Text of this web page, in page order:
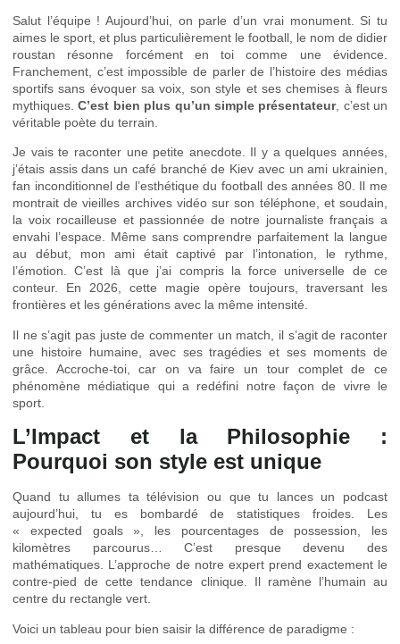
Salut l’équipe ! Aujourd’hui, on parle d’un vrai monument. Si tu
aimes le sport, et plus particulièrement le football, le nom de didier
roustan résonne forcément en toi comme une évidence.
Franchement, c’est impossible de parler de l’histoire des médias
sportifs sans évoquer sa voix, son style et ses chemises à fleurs
mythiques.C’est bien plus qu’un simple présentateur, c’est un
véritable poète du terrain.
Je vais te raconter une petite anecdote. Il y a quelques années,
j’étais assis dans un café branché de Kiev avec un ami ukrainien,
fan inconditionnel de l’esthétique du football des années 80. Il me
montrait de vieilles archives vidéo sur son téléphone, et soudain,
la voix rocailleuse et passionnée de notre journaliste français a
envahi l’espace. Même sans comprendre parfaitement la langue
au début, mon ami était captivé par l’intonation, le rythme,
l’émotion. C’est là que j’ai compris la force universelle de ce
conteur. En 2026, cette magie opère toujours, traversant les
frontières et les générations avec la même intensité.
Il ne s’agit pas juste de commenter un match, il s’agit de raconter
une histoire humaine, avec ses tragédies et ses moments de
grâce. Accroche-toi, car on va faire un tour complet de ce
phénomène médiatique qui a redéfini notre façon de vivre le
sport.
L’Impact et la Philosophie :
Pourquoi son style est unique
Quand tu allumes ta télévision ou que tu lances un podcast
aujourd’hui, tu es bombardé de statistiques froides. Les
« expected goals », les pourcentages de possession, les
kilomètres parcourus… C’est presque devenu des
mathématiques. L’approche de notre expert prend exactement le
contre-pied de cette tendance clinique. Il ramène l’humain au
centre du rectangle vert.
Voici un tableau pour bien saisir la différence de paradigme :